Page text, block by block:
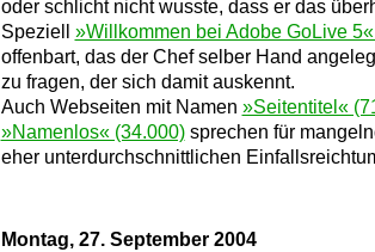
oder schlicht nicht wusste, dass er das
Speziell »Willkommen bei Adobe GoLive
offenbart, das der Chef selber Hand
zu fragen, der sich damit auskennt.
Auch Webseiten mit Namen »Seitentitel«
»Namenlos« (34.000)sprechen für
eher unterdurchschnittlichen
Montag, 27. September 2004